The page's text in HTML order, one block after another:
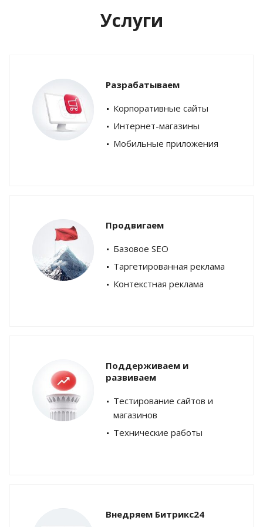
Услуги
Разрабатываем
Корпоративные сайты
Интернет-магазины
Мобильные приложения
Продвигаем
Базовое SEO
Таргетированная реклама
Контекстная реклама
Поддерживаем и
развиваем
Тестирование сайтов и
магазинов
Технические работы
Внедряем Битрикс24